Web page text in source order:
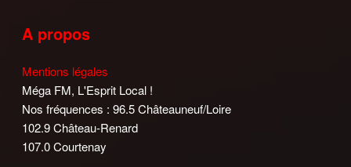
A propos
Mentions légales
Méga FM, L'Esprit Local !
Nos fréquences : 96.5 Châteauneuf/Loire
102.9 Château-Renard
107.0 Courtenay